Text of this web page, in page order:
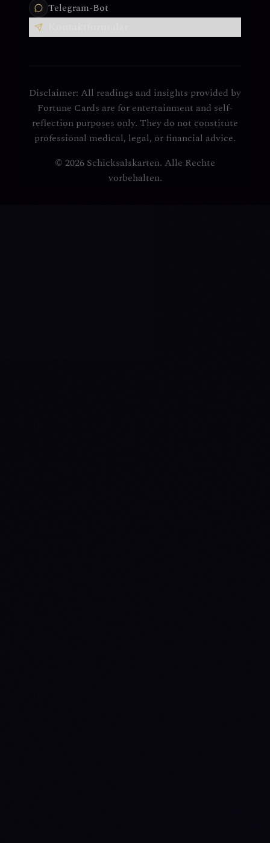
Telegram-Bot
Disclaimer: All readings and insights provided by
Fortune Cards are for entertainment and self-
reflection purposes only. They do not constitute
professional medical, legal, or financial advice.
© 2026 Schicksalskarten. Alle Rechte
vorbehalten.